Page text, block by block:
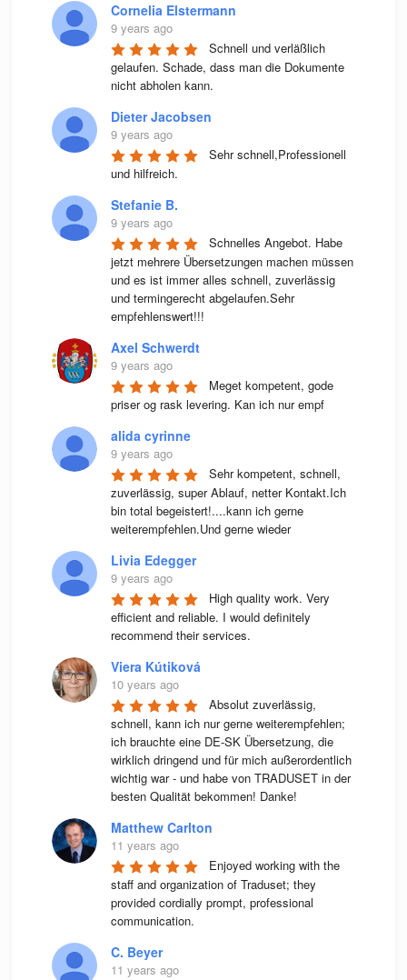
Cornelia Elstermann
9 years ago
Schnell und verläßlich
gelaufen. Schade, dass man die Dokumente
nicht abholen kann.
Dieter Jacobsen
9 years ago
Sehr schnell,Professionell
und hilfreich.
Stefanie B.
9 years ago
Schnelles Angebot. Habe
jetzt mehrere Übersetzungen machen müssen
und es ist immer alles schnell, zuverlässig
und termingerecht abgelaufen.Sehr
empfehlenswert!!!
Axel Schwerdt
9 years ago
Meget kompetent, gode
priser og rask levering. Kan ich nur empf
alida cyrinne
9 years ago
Sehr kompetent, schnell,
zuverlässig, super Ablauf, netter Kontakt.Ich
bin total begeistert!....kann ich gerne
weiterempfehlen.Und gerne wieder
Livia Edegger
9 years ago
High quality work. Very
efficient and reliable. I would definitely
recommend their services.
Viera Kútiková
10 years ago
Absolut zuverlässig,
schnell, kann ich nur gerne weiterempfehlen;
ich brauchte eine DE-SK Übersetzung, die
wirklich dringend und für mich außerordentlich
wichtig war - und habe von TRADUSET in der
besten Qualität bekommen! Danke!
Matthew Carlton
11 years ago
Enjoyed working with the
staff and organization of Traduset; they
provided cordially prompt, professional
communication.
C. Beyer
11 years ago